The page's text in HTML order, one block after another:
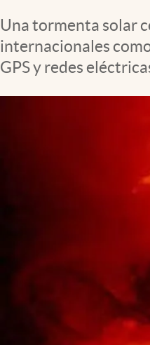
Una tormenta solar
internacionales
GPS y redes